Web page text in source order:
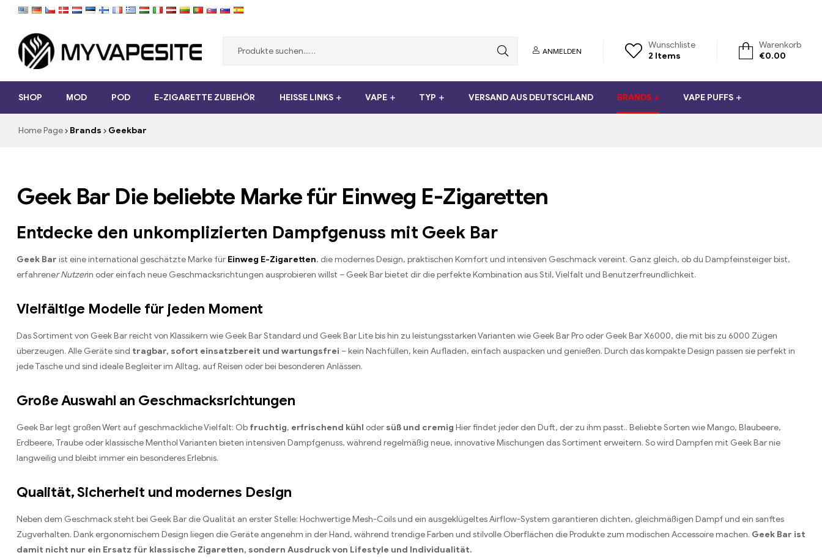
Myvapesite.de
günstig
bestellen
ANMELDEN
Wunschliste
2 Items
Warenkorb
€0.00
SHOP MOD POD E-ZIGARETTE ZUBEHÖR HEISSE LINKS VAPE TYP VERSAND AUS DEUTSCHLAND BRANDS VAPE PUFFS
Home Page Brands Geekbar
Geek Bar Die beliebte Marke für Einweg E-Zigaretten
Entdecke den unkomplizierten Dampfgenuss mit Geek Bar
Geek Bar ist eine international geschätzte Marke für Einweg E-Zigaretten, die modernes Design, praktischen Komfort und intensiven Geschmack vereint. Ganz gleich, ob du Dampfeinsteiger bist,
erfahrener Nutzerin oder einfach neue Geschmacksrichtungen ausprobieren willst – Geek Bar bietet dir die perfekte Kombination aus Stil, Vielfalt und Benutzerfreundlichkeit.
Vielfältige Modelle für jeden Moment
Das Sortiment von Geek Bar reicht von Klassikern wie Geek Bar Standard und Geek Bar Lite bis hin zu leistungsstarken Varianten wie Geek Bar Pro oder Geek Bar X6000, die mit bis zu 6000 Zügen
überzeugen. Alle Geräte sind tragbar, sofort einsatzbereit und wartungsfrei – kein Nachfüllen, kein Aufladen, einfach auspacken und genießen. Durch das kompakte Design passen sie perfekt in
jede Tasche und sind ideale Begleiter im Alltag, auf Reisen oder bei besonderen Anlässen.
Große Auswahl an Geschmacksrichtungen
Geek Bar legt großen Wert auf geschmackliche Vielfalt: Ob fruchtig, erfrischend kühl oder süß und cremig Hier findet jeder den Duft, der zu ihm passt.. Beliebte Sorten wie Mango, Blaubeere,
Erdbeere, Traube oder klassische Menthol Varianten bieten intensiven Dampfgenuss, während regelmäßig neue, innovative Mischungen das Sortiment erweitern. So wird Dampfen mit Geek Bar nie
langweilig und bleibt immer ein besonderes Erlebnis.
Qualität, Sicherheit und modernes Design
Neben dem Geschmack steht bei Geek Bar die Qualität an erster Stelle: Hochwertige Mesh-Coils und ein ausgeklügeltes Airflow-System garantieren dichten, gleichmäßigen Dampf und ein sanftes
Zugverhalten. Dank ergonomischem Design liegen die Geräte angenehm in der Hand, während trendige Farben und stilvolle Oberflächen die Produkte zum modischen Accessoire machen. Geek Bar ist
damit nicht nur ein Ersatz für klassische Zigaretten, sondern Ausdruck von Lifestyle und Individualität.